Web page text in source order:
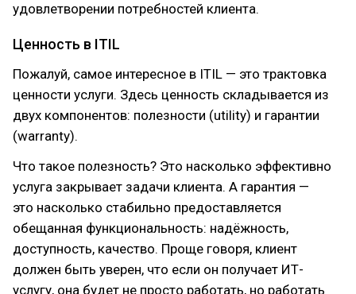
удовлетворении потребностей клиента.
Ценность в ITIL
Пожалуй, самое интересное в ITIL — это трактовка
ценности услуги. Здесь ценность складывается из
двух компонентов: полезности (utility) и гарантии
(warranty).
Что такое полезность? Это насколько эффективно
услуга закрывает задачи клиента. А гарантия —
это насколько стабильно предоставляется
обещанная функциональность: надёжность,
доступность, качество. Проще говоря, клиент
должен быть уверен, что если он получает ИТ-
услугу, она будет не просто работать, но работать